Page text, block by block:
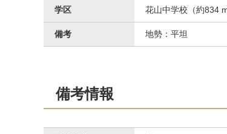
学区 花山中学校（約834
備考 地勢：平坦
備考情報